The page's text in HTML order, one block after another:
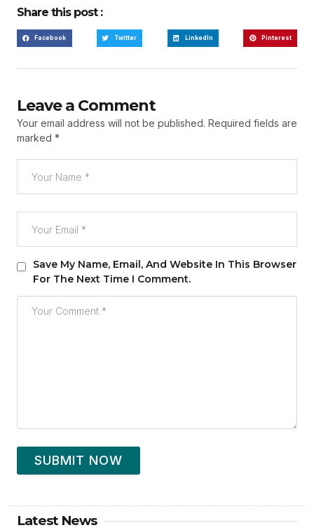
Share this post :
Facebook Twitter LinkedIn Pinterest
Leave a Comment
Your email address will not be published. Required fields are
marked *
Save My Name, Email, And Website In This Browser
For The Next Time I Comment.
SUBMIT NOW
Latest News